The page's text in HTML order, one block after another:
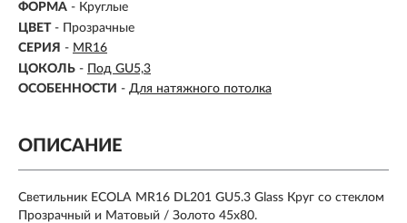
ФОРМА - Круглые
ЦВЕТ - Прозрачные
СЕРИЯ - MR16
ЦОКОЛЬ - Под GU5,3
ОСОБЕННОСТИ - Для натяжного потолка
ОПИСАНИЕ
Светильник ECOLA MR16 DL201 GU5.3 Glass Круг со стеклом
Прозрачный и Матовый / Золото 45x80.